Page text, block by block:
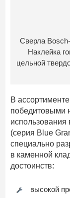
Сверла
Наклейка
цельной
В
победитовыми
использования
(серия Blue
специально
в каменной
достоинств:
высокой